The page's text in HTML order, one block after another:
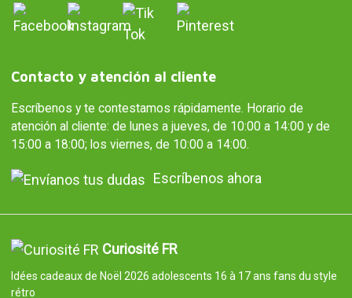
Contacto y atención al cliente
Escríbenos y te contestamos rápidamente. Horario de
atención al cliente: de lunes a jueves, de 10:00 a 14:00 y de
15:00 a 18:00; los viernes, de 10:00 a 14:00.
Escríbenos ahora
Curiosité FR
Idées cadeaux de Noël 2026 adolescents 16 à 17 ans fans du style
rétro